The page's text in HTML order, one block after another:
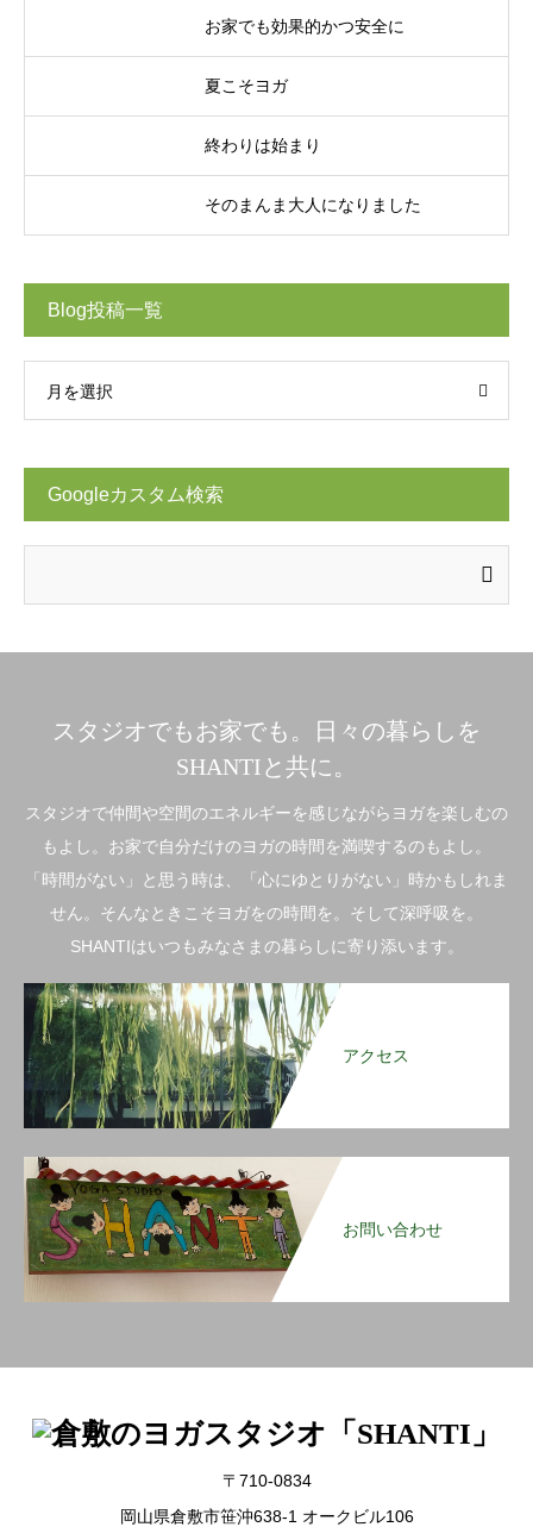
お家でも効果的かつ安全に
夏こそヨガ
終わりは始まり
そのまんま大人になりました
Blog投稿一覧
月を選択
Googleカスタム検索
スタジオでもお家でも。日々の暮らしを
SHANTIと共に。
スタジオで仲間や空間のエネルギーを感じながらヨガを楽しむの
もよし。お家で自分だけのヨガの時間を満喫するのもよし。
「時間がない」と思う時は、「心にゆとりがない」時かもしれま
せん。そんなときこそヨガをの時間を。そして深呼吸を。
SHANTIはいつもみなさまの暮らしに寄り添います。
アクセス
お問い合わせ
〒710-0834
岡山県倉敷市笹沖638-1 オークビル106